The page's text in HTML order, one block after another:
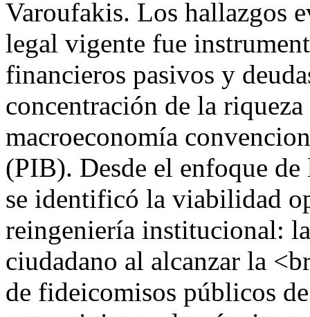
Varoufakis. Los hallazgos
legal vigente fue
financieros pasivos y
concentración de la
macroeconomía
(PIB). Desde el enfoque
se identificó la viabilidad
reingeniería institucional:
ciudadano al alcanzar la
de fideicomisos públicos